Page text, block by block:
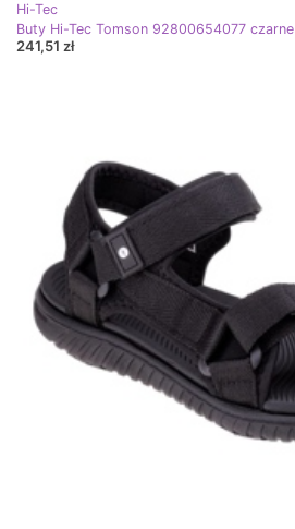
Hi-Tec
Buty Hi-Tec Tomson 92800654077 czarne
241,51 zł